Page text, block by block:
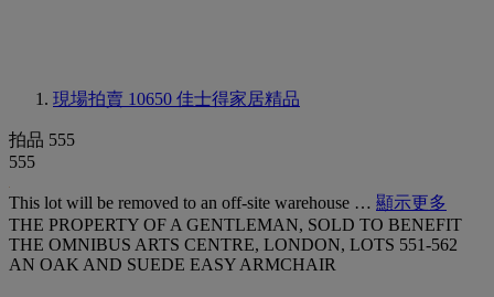
現場拍賣 10650 佳士得家居精品
拍品 555
555
This lot will be removed to an off-site warehouse … 顯示更多
THE PROPERTY OF A GENTLEMAN, SOLD TO BENEFIT
THE OMNIBUS ARTS CENTRE, LONDON, LOTS 551-562
AN OAK AND SUEDE EASY ARMCHAIR